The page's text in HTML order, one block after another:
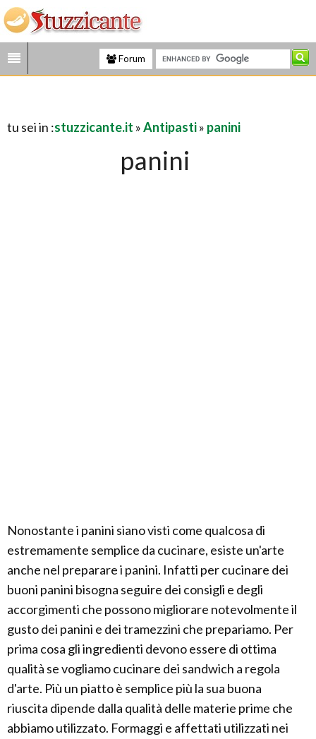
Forum
tu sei in :stuzzicante.it »Antipasti» panini
panini
Nonostante i panini siano visti come qualcosa di
estremamente semplice da cucinare, esiste un'arte
anche nel preparare i panini. Infatti per cucinare dei
buoni panini bisogna seguire dei consigli e degli
accorgimenti che possono migliorare notevolmente il
gusto dei panini e dei tramezzini che prepariamo. Per
prima cosa gli ingredienti devono essere di ottima
qualità se vogliamo cucinare dei sandwich a regola
d'arte. Più un piatto è semplice più la sua buona
riuscita dipende dalla qualità delle materie prime che
abbiamo utilizzato. Formaggi e affettati utilizzati nei